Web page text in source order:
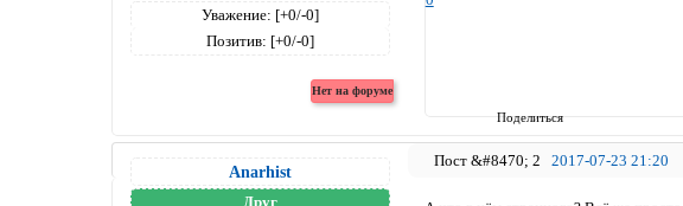
Поделиться
Уважение: [+0/-0]
Позитив: [+0/-0]
2 2017-07-23 21:20
Anarhist
Друг